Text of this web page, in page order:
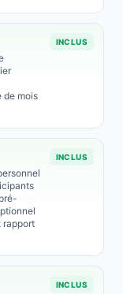
de mois
INCLUS
rapport
INCLUS
INCLUS